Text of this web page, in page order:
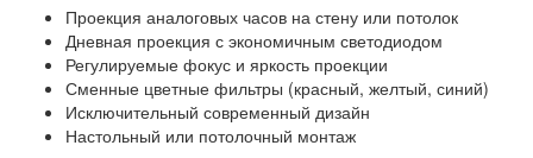
Проекция аналоговых часов на стену или потолок
Дневная проекция с экономичным светодиодом
Регулируемые фокус и яркость проекции
Сменные цветные фильтры (красный, желтый, синий)
Исключительный современный дизайн
Настольный или потолочный монтаж